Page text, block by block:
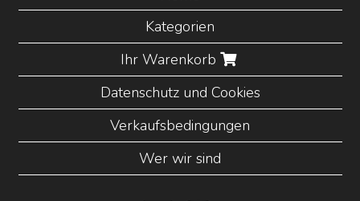
Kategorien
Ihr Warenkorb
Datenschutz und Cookies
Verkaufsbedingungen
Wer wir sind